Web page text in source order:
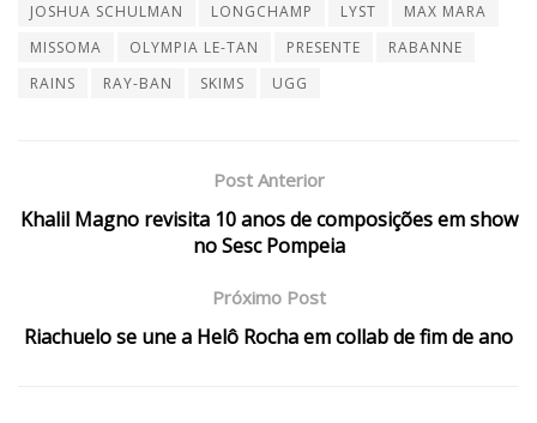
JOSHUA SCHULMAN
LONGCHAMP LYST
MAX MARA
MISSOMA
OLYMPIA LE-TAN PRESENTE
RABANNE
RAINS
RAY-BAN SKIMS UGG
Post Anterior
Khalil Magno revisita 10 anos de composições em show
no Sesc Pompeia
Próximo Post
Riachuelo se une a Helô Rocha em collab de fim de ano